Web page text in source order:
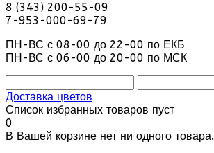
8 (343) 200-55-09
7-953-000-69-79
ПН-ВС с 08-00 до 22-00 по ЕКБ
ПН-ВС с 06-00 до 20-00 по МСК
Доставка цветов
Список избранных товаров пуст
0
В Вашей корзине нет ни одного товара.